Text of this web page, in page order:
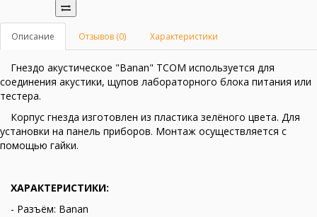
Описание Отзывов (0) Характеристики
Гнездо акустическое "Banan" TCOM используется для
соединения акустики, щупов лабораторного блока питания или
тестера.
Корпус гнезда изготовлен из пластика зелёного цвета. Для
установки на панель приборов. Монтаж осуществляется с
помощью гайки.
ХАРАКТЕРИСТИКИ:
- Разъём: Banan